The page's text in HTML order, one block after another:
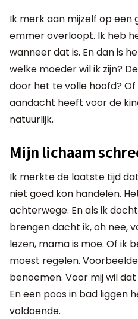
Ik merk aan mijzelf op
emmer overloopt. Ik heb
wanneer dat is. En dan is
welke moeder wil ik zijn?
door het te volle hoofd?
aandacht heeft voor de
natuurlijk.
Mijn lichaam
Ik merkte de laatste tijd
niet goed kon handelen.
achterwege. En als ik
brengen dacht ik, oh nee,
lezen, mama is moe. Of ik
moest regelen.
benoemen. Voor mij wil
En een poos in bad liggen
voldoende.